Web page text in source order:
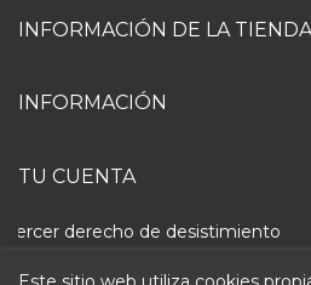
INFORMACIÓN DE LA TIENDA
INFORMACIÓN
TU CUENTA
Ejercer derecho de desistimiento